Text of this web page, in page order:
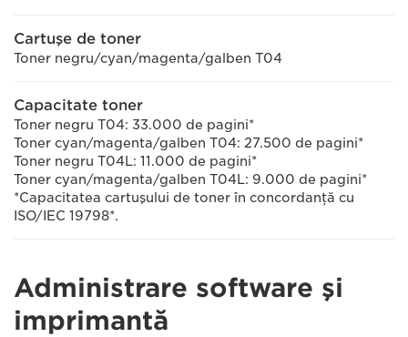
Cartuşe de toner
Toner negru/cyan/magenta/galben T04
Capacitate toner
Toner negru T04: 33.000 de pagini*
Toner cyan/magenta/galben T04: 27.500 de pagini*
Toner negru T04L: 11.000 de pagini*
Toner cyan/magenta/galben T04L: 9.000 de pagini*
*Capacitatea cartuşului de toner în concordanţă cu
ISO/IEC 19798*.
Administrare software şi
imprimantă